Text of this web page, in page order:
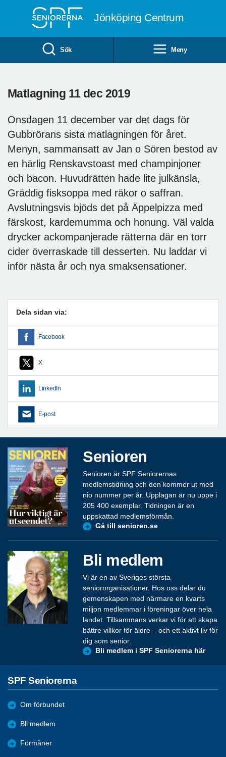
Jönköping Centrum
Sök Meny
Matlagning 11 dec 2019
Onsdagen 11 december var det dags för
Gubbrörans sista matlagningen för året.
Menyn, sammansatt av Jan o Sören bestod av
en härlig Renskavstoast med champinjoner
och bacon. Huvudrätten hade lite julkänsla,
Gräddig fisksoppa med räkor o saffran.
Avslutningsvis bjöds det på Äppelpizza med
färskost, kardemumma och honung. Väl valda
drycker ackompanjerade rätterna där en torr
cider överraskade till desserten. Nu laddar vi
inför nästa år och nya smaksensationer.
Dela sidan via:
Facebook
X
LinkedIn
E-post
Senioren
Senioren är SPF Seniorernas
medlemstidning och den kommer ut med
nio nummer per år. Upplagan är nu uppe i
205 400 exemplar. Tidningen är en
uppskattad medlemsförmån.
Gå till senioren.se
Bli medlem
Vi är en av Sveriges största
seniororganisationer. Hos oss delar du
gemenskapen med närmare en kvarts
miljon medlemmar i föreningar över hela
landet. Tillsammans verkar vi för att skapa
bättre villkor för äldre – och ett aktivt liv för
dig som senior.
Bli medlem i SPF Seniorerna här
SPF Seniorerna
Om förbundet
Bli medlem
Förmåner